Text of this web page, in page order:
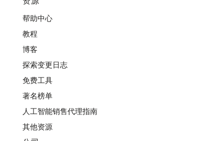
帮助中心
教程
博客
探索变更日志
免费工具
著名榜单
人工智能销售代理指南
其他资源